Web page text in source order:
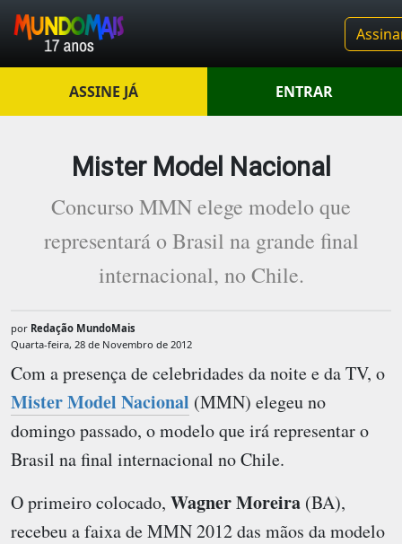
ASSINE JÁ ENTRAR
Mister Model Nacional
Concurso MMN elege modelo que
representará o Brasil na grande final
internacional, no Chile.
por Redação MundoMais
Quarta-feira, 28 de Novembro de 2012
Com a presença de celebridades da noite e da TV, o
Mister Model Nacional (MMN) elegeu no
domingo passado, o modelo que irá representar o
Brasil na final internacional no Chile.
O primeiro colocado, Wagner Moreira (BA),
recebeu a faixa deMMN 2012das mãos da modelo